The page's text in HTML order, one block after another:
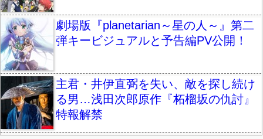
劇場版『planetarian～星の人～』第二
弾キービジュアルと予告編PV公開！
主君・井伊直弼を失い、敵を探し続け
る男…浅田次郎原作『柘榴坂の仇討』
特報解禁